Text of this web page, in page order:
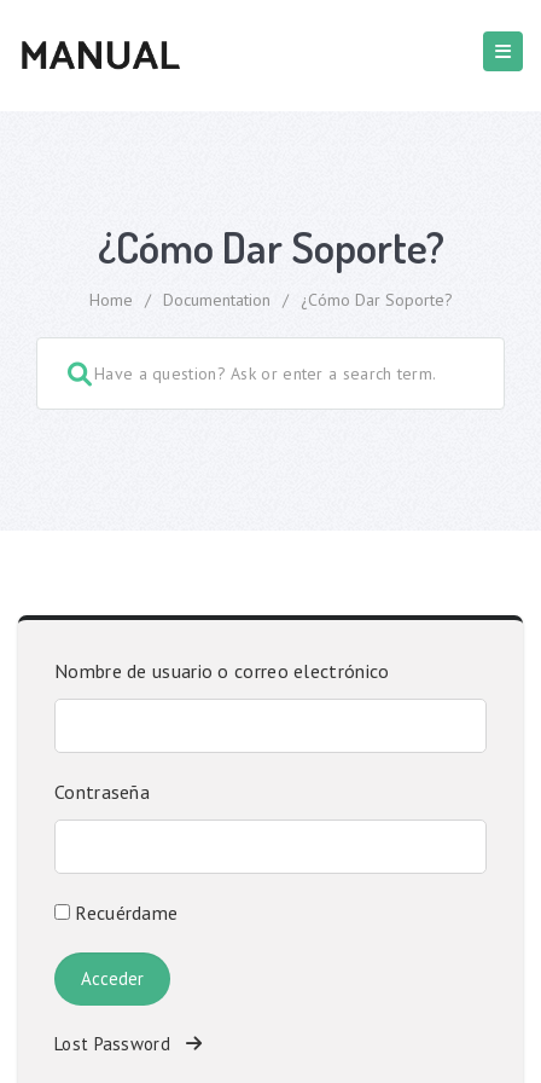
¿Cómo Dar Soporte?
Home / Documentation / ¿Cómo Dar Soporte?
Nombre de usuario o correo electrónico
Contraseña
Recuérdame
Lost Password